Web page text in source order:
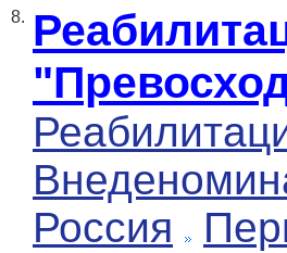
8.
Россия